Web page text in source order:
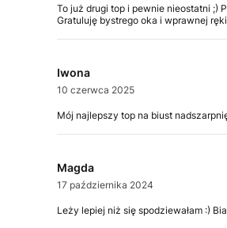
To już drugi top i pewnie nieostatni ;)
Gratuluję bystrego oka i wprawnej
Iwona
10 czerwca 2025
Mój najlepszy top na biust
Magda
17 października 2024
Leży lepiej niż się spodziewałam :)